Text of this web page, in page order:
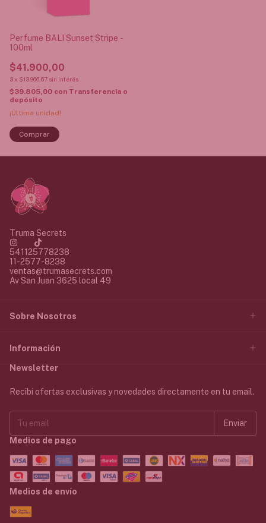
Perfume BALI Sunset Stripe -
100ml
$41.900,00
3 x $13.966,67 sin interés
$39.805,00 con Transferencia o
depósito
¡Última unidad!
Truma Secrets
541125778238
11-2577-8238
ventas@trumasecrets.com
Av San Juan 3625 local 49
Sobre Nosotros
Información
Newsletter
Recibí ofertas exclusivas y novedades directamente en tu email.
Medios de pago
Medios de envío